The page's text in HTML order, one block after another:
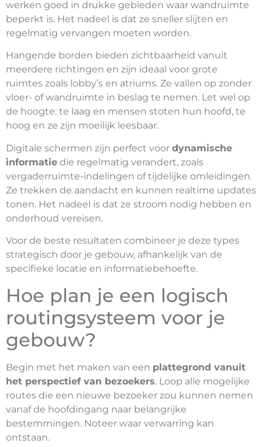
werken goed in drukke gebieden waar wandruimte
beperkt is. Het nadeel is dat ze sneller slijten en
regelmatig vervangen moeten worden.
Hangende borden bieden zichtbaarheid vanuit
meerdere richtingen en zijn ideaal voor grote
ruimtes zoals lobby’s en atriums. Ze vallen op zonder
vloer- of wandruimte in beslag te nemen. Let wel op
de hoogte: te laag en mensen stoten hun hoofd, te
hoog en ze zijn moeilijk leesbaar.
Digitale schermen zijn perfect voor dynamische
informatie die regelmatig verandert, zoals
vergaderruimte-indelingen of tijdelijke omleidingen.
Ze trekken de aandacht en kunnen realtime updates
tonen. Het nadeel is dat ze stroom nodig hebben en
onderhoud vereisen.
Voor de beste resultaten combineer je deze types
strategisch door je gebouw, afhankelijk van de
specifieke locatie en informatiebehoefte.
Hoe plan je een logisch
routingsysteem voor je
gebouw?
Begin met het maken van een plattegrond vanuit
het perspectief van bezoekers. Loop alle mogelijke
routes die een nieuwe bezoeker zou kunnen nemen
vanaf de hoofdingang naar belangrijke
bestemmingen. Noteer waar verwarring kan
ontstaan.